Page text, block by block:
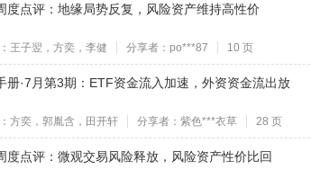
度点评：地缘局势反复，风险资产维持高性价
王子翌，方奕，李健 分享者：po***87 10 页
·7月第3期：ETF资金流入加速，外资资金流出放
方奕，郭胤含，田开轩 分享者：紫色***衣草 28 页
度点评：微观交易风险释放，风险资产性价比回